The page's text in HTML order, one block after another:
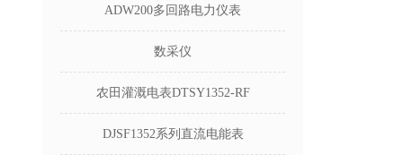
ADW200多回路电力仪表
数采仪
农田灌溉电表DTSY1352-RF
DJSF1352系列直流电能表